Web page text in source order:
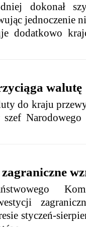
dokonał
jednoczenie
dodatkowo
walutę
do kraju
szef
styczeń-